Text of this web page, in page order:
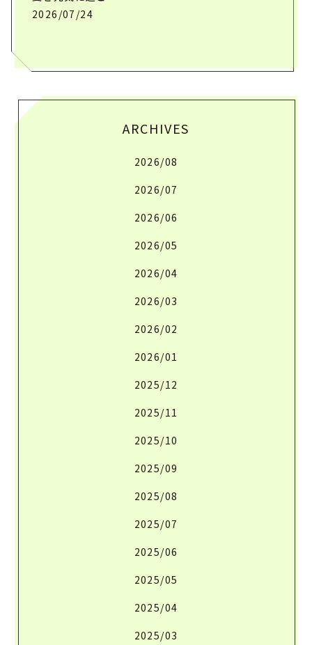
2026/07/24
ARCHIVES
2026/08
2026/07
2026/06
2026/05
2026/04
2026/03
2026/02
2026/01
2025/12
2025/11
2025/10
2025/09
2025/08
2025/07
2025/06
2025/05
2025/04
2025/03